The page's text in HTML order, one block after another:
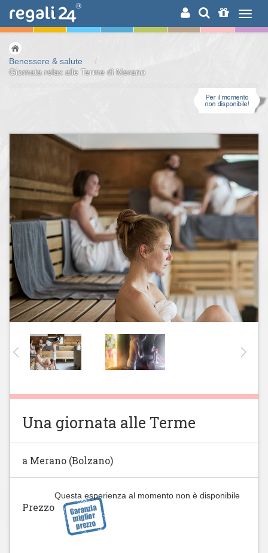
RICERCA
Benessere & salute
/
Giornata relax alle Terme di Merano
Una giornata alle Terme
a Merano (Bolzano)
Questa esperienza al momento non è disponibile
Prezzo